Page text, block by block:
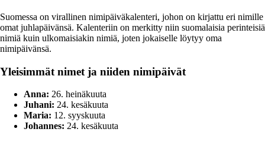
Suomessa on virallinen nimipäiväkalenteri, johon on kirjattu eri nimille
omat juhlapäivänsä. Kalenteriin on merkitty niin suomalaisia perinteisiä
nimiä kuin ulkomaisiakin nimiä, joten jokaiselle löytyy oma
nimipäivänsä.
Yleisimmät nimet ja niiden nimipäivät
Anna: 26. heinäkuuta
Juhani: 24. kesäkuuta
Maria: 12. syyskuuta
Johannes: 24. kesäkuuta